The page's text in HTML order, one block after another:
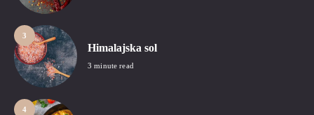
3
Himalajska sol
3 minute read
4